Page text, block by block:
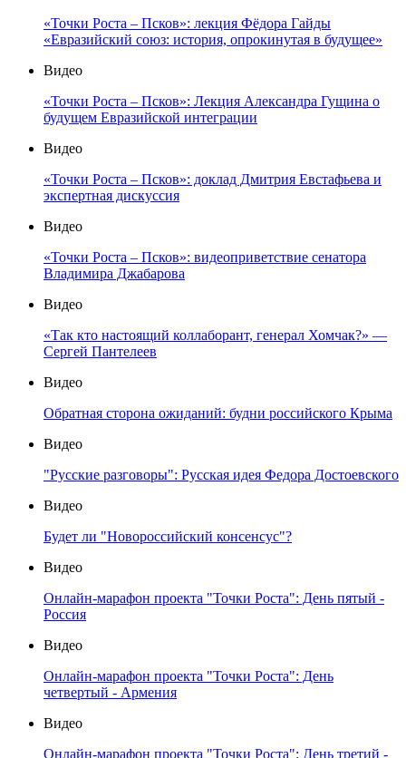
«Точки Роста – Псков»: лекция Фёдора Гайды
«Евразийский союз: история, опрокинутая в будущее»
Видео
«Точки Роста – Псков»: Лекция Александра Гущина о
будущем Евразийской интеграции
Видео
«Точки Роста – Псков»: доклад Дмитрия Евстафьева и
экспертная дискуссия
Видео
«Точки Роста – Псков»: видеоприветствие сенатора
Владимира Джабарова
Видео
«Так кто настоящий коллаборант, генерал Хомчак?» —
Сергей Пантелеев
Видео
Обратная сторона ожиданий: будни российского Крыма
Видео
"Русские разговоры": Русская идея Федора Достоевского
Видео
Будет ли "Новороссийский консенсус"?
Видео
Онлайн-марафон проекта "Точки Роста": День пятый -
Россия
Видео
Онлайн-марафон проекта "Точки Роста": День
четвертый - Армения
Видео
Онлайн-марафон проекта "Точки Роста": День третий -